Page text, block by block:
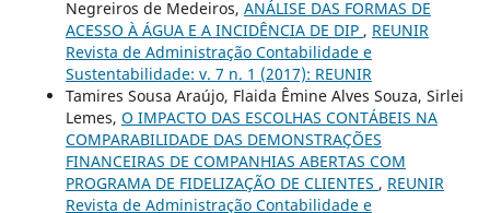
Negreiros de Medeiros, ANÁLISE DAS FORMAS DE
ACESSO À ÁGUA E A INCIDÊNCIA DE DIP , REUNIR
Revista de Administração Contabilidade e
Sustentabilidade: v. 7 n. 1 (2017): REUNIR
Tamires Sousa Araújo, Flaida Êmine Alves Souza, Sirlei
Lemes, O IMPACTO DAS ESCOLHAS CONTÁBEIS NA
COMPARABILIDADE DAS DEMONSTRAÇÕES
FINANCEIRAS DE COMPANHIAS ABERTAS COM
PROGRAMA DE FIDELIZAÇÃO DE CLIENTES , REUNIR
Revista de Administração Contabilidade e